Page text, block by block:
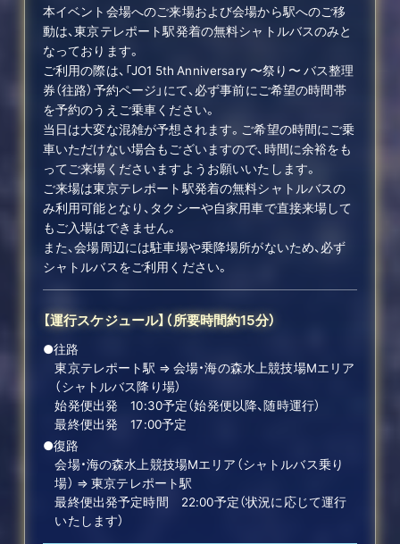
SCHEDULE
TICKET
STREAMING
本イベント会場へのご来場および会場から駅へのご移
動は、東京テレポート駅発着の無料シャトルバスのみと
なっております。
ご利用の際は、「JO1 5th Anniversary 〜祭り〜 バス整理
券（往路）予約ページ」にて、必ず事前にご希望の時間帯
を予約のうえご乗車ください。
当日は大変な混雑が予想されます。ご希望の時間にご乗
車いただけない場合もございますので、時間に余裕をも
ってご来場くださいますようお願いいたします。
ご来場は東京テレポート駅発着の無料シャトルバスの
み利用可能となり、タクシーや自家用車で直接来場して
もご入場はできません。
また、会場周辺には駐車場や乗降場所がないため、必ず
シャトルバスをご利用ください。
【運行スケジュール】（所要時間約15分）
●往路
東京テレポート駅 ⇒ 会場・海の森水上競技場Mエリア
（シャトルバス降り場）
始発便出発 10:30予定（始発便以降、随時運行）
最終便出発 17:00予定
●復路
会場・海の森水上競技場Mエリア（シャトルバス乗り
場） ⇒ 東京テレポート駅
最終便出発予定時間 22:00予定（状況に応じて運行
いたします）